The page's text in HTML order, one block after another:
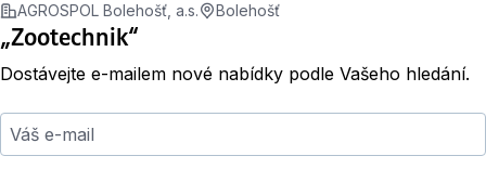
AGROSPOL Bolehošť, a.s.
Bolehošť
„Zootechnik“
Dostávejte e-mailem nové nabídky podle Vašeho hledání.
Váš e-mail